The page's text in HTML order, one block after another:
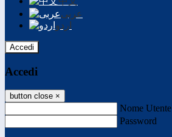
عربى
اردو
Accedi
Accedi
button close ×
Nome Utente
Password